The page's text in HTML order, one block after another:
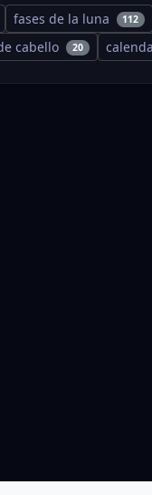
fases de la luna 112
cabello 20